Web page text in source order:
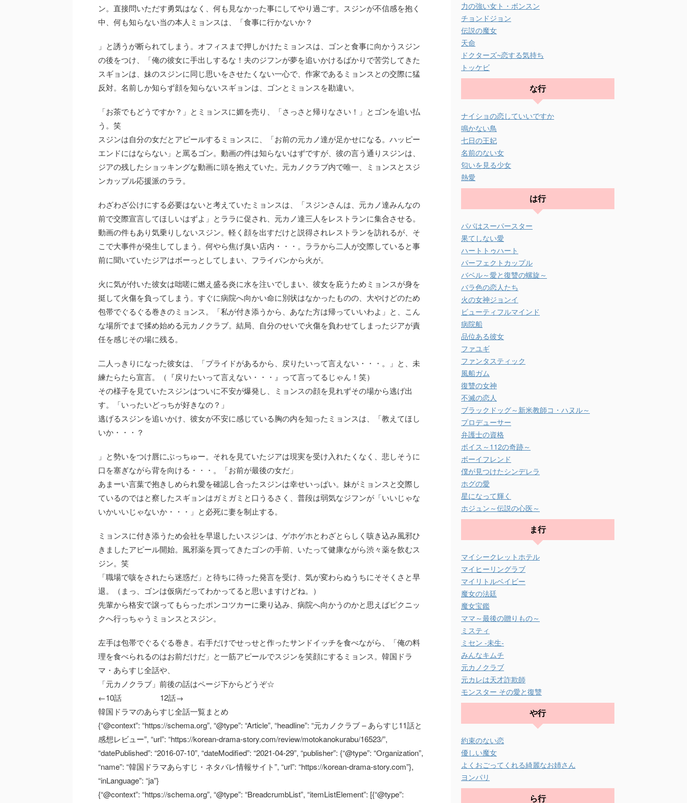
ン。直接問いただす勇気はなく、何も見なかった事にしてやり過ごす。スジンが不信感を抱く
中、何も知らない当の本人ミョンスは、「食事に行かないか？
」と誘うが断られてしまう。オフィスまで押しかけたミョンスは、ゴンと食事に向かうスジン
の後をつけ、「俺の彼女に手出しするな！夫のジフンが夢を追いかけるばかりで苦労してきた
スギョンは、妹のスジンに同じ思いをさせたくない一心で、作家であるミョンスとの交際に猛
反対。名前しか知らず顔を知らないスギョンは、ゴンとミョンスを勘違い。
「お茶でもどうですか？」とミョンスに媚を売り、「さっさと帰りなさい！」とゴンを追い払
う。笑
スジンは自分の女だとアピールするミョンスに、「お前の元カノ達が足かせになる。ハッピー
エンドにはならない」と罵るゴン。動画の件は知らないはずですが、彼の言う通りスジンは、
ジアの残したショッキングな動画に頭を抱えていた。元カノクラブ内で唯一、ミョンスとスジ
ンカップル応援派のララ。
わざわざ公けにする必要はないと考えていたミョンスは、「スジンさんは、元カノ達みんなの
前で交際宣言してほしいはずよ」とララに促され、元カノ達三人をレストランに集合させる。
動画の件もあり気乗りしないスジン。軽く顔を出すだけと説得されレストランを訪れるが、そ
こで大事件が発生してしまう。何やら焦げ臭い店内・・・。ララから二人が交際していると事
前に聞いていたジアはボーっとしてしまい、フライパンから火が。
火に気が付いた彼女は咄嗟に燃え盛る炎に水を注いでしまい、彼女を庇うためミョンスが身を
挺して火傷を負ってしまう。すぐに病院へ向かい命に別状はなかったものの、大やけどのため
包帯でぐるぐる巻きのミョンス。「私が付き添うから、あなた方は帰っていいわよ」と、こん
な場所でまで揉め始める元カノクラブ。結局、自分のせいで火傷を負わせてしまったジアが責
任を感じその場に残る。
二人っきりになった彼女は、「プライドがあるから、戻りたいって言えない・・・。」と、未
練たらたら宣言。（『戻りたいって言えない・・・』って言ってるじゃん！笑）
その様子を見ていたスジンはついに不安が爆発し、ミョンスの顔を見れずその場から逃げ出
す。「いったいどっちが好きなの？」
逃げるスジンを追いかけ、彼女が不安に感じている胸の内を知ったミョンスは、「教えてほし
いか・・・？
」と勢いをつけ唇にぶっちゅー。それを見ていたジアは現実を受け入れたくなく、悲しそうに
口を塞ぎながら背を向ける・・・。「お前が最後の女だ」
あまーい言葉で抱きしめられ愛を確認し合ったスジンは幸せいっぱい。妹がミョンスと交際し
ているのではと察したスギョンはガミガミと口うるさく、普段は弱気なジフンが「いいじゃな
いかいいじゃないか・・・」と必死に妻を制止する。
ミョンスに付き添うため会社を早退したいスジンは、ゲホゲホとわざとらしく咳き込み風邪ひ
きましたアピール開始。風邪薬を買ってきたゴンの手前、いたって健康ながら渋々薬を飲むス
ジン。笑
「職場で咳をされたら迷惑だ」と待ちに待った発言を受け、気が変わらぬうちにそそくさと早
退。（まっ、ゴンは仮病だってわかってると思いますけどね。）
先輩から格安で譲ってもらったポンコツカーに乗り込み、病院へ向かうのかと思えばピクニッ
クへ行っちゃうミョンスとスジン。
左手は包帯でぐるぐる巻き。右手だけでせっせと作ったサンドイッチを食べながら、「俺の料
理を食べられるのはお前だけだ」と一筋アピールでスジンを笑顔にするミョンス。韓国ドラ
マ・あらすじ全話や、
「元カノクラブ」前後の話はページ下からどうぞ☆
←10話 12話→
韓国ドラマのあらすじ全話一覧まとめ
{“@context”: “https://schema.org”, “@type”: “Article”, “headline”: “元カノクラブ – あらすじ11話と
感想レビュー”, “url”: “https://korean-drama-story.com/review/motokanokurabu/16523/”,
“datePublished”: “2016-07-10”, “dateModified”: “2021-04-29”, “publisher”: {“@type”: “Organization”,
“name”: “韓国ドラマあらすじ・ネタバレ情報サイト”, “url”: “https://korean-drama-story.com”},
“inLanguage”: “ja”}
{“@context”: “https://schema.org”, “@type”: “BreadcrumbList”, “itemListElement”: [{“@type”:
力の強い女ト・ボンスン
チョンドジョン
伝説の魔女
天命
ドクターズ~恋する気持ち
トッケビ
な行
ナイショの恋していいですか
鳴かない鳥
七日の王妃
名前のない女
匂いを見る少女
熱愛
は行
パパはスーパースター
果てしない愛
ハートトゥハート
パーフェクトカップル
バベル～愛と復讐の螺旋～
バラ色の恋人たち
火の女神ジョンイ
ビューティフルマインド
病院船
品位ある彼女
ファユギ
ファンタスティック
風船ガム
復讐の女神
不滅の恋人
ブラックドッグ～新米教師コ・ハヌル～
プロデューサー
弁護士の資格
ボイス～112の奇跡～
ボーイフレンド
僕が見つけたシンデレラ
ホグの愛
星になって輝く
ホジュン～伝説の心医～
ま行
マイシークレットホテル
マイヒーリングラブ
マイリトルベイビー
魔女の法廷
魔女宝鑑
ママ～最後の贈りもの～
ミスティ
ミセン -未生-
みんなキムチ
元カノクラブ
元カレは天才詐欺師
モンスター その愛と復讐
や行
約束のない恋
優しい魔女
よくおごってくれる綺麗なお姉さん
ヨンパリ
ら行